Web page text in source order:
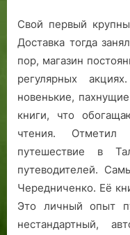
Свой первый
Доставка тогда
пор, магазин
регулярных
новенькие,
книги, что
чтения.
путешествие в
путеводителей.
Чередниченко. Её
Это личный опыт
нестандартный,